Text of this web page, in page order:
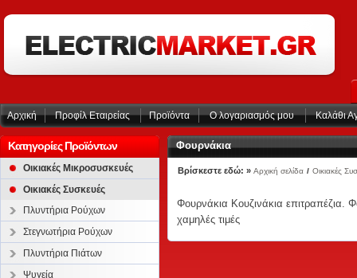
Αρχική Προφίλ Εταιρείας Προϊόντα Ο λογαριασμός μου Καλάθι
Κατηγορίες Προϊόντων
Οικιακές Μικροσυσκευές
Οικιακές Συσκευές
Πλυντήρια Ρούχων
Στεγνωτήρια Ρούχων
Πλυντήρια Πιάτων
Ψυγεία
Φουρνάκια
Βρίσκεστε εδώ: » Αρχική σελίδα / Οικιακές
Φουρνάκια Κουζινάκια επιτραπέζια.
χαμηλές τιμές